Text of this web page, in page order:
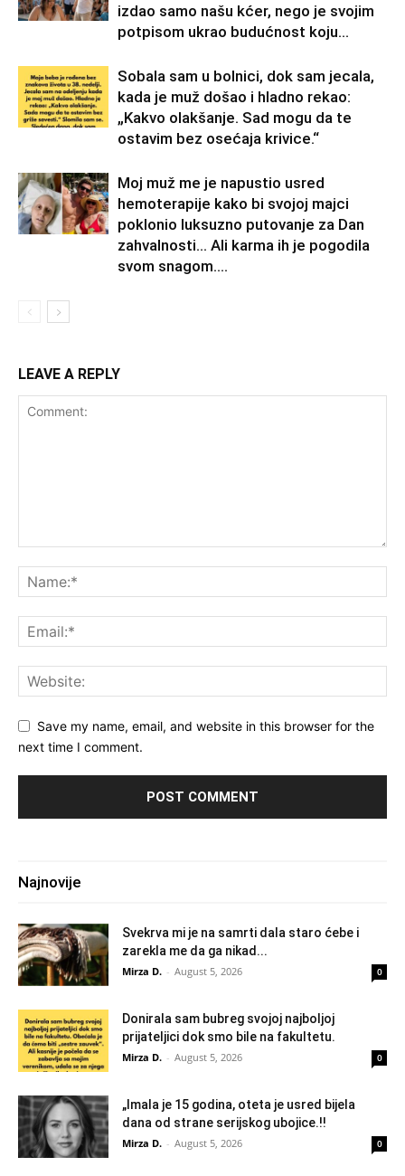
izdao samo našu kćer, nego je svojim
potpisom ukrao budućnost koju...
Sobala sam u bolnici, dok sam jecala,
kada je muž došao i hladno rekao:
„Kakvo olakšanje. Sad mogu da te
ostavim bez osećaja krivice.“
Moj muž me je napustio usred
hemoterapije kako bi svojoj majci
poklonio luksuzno putovanje za Dan
zahvalnosti… Ali karma ih je pogodila
svom snagom....
LEAVE A REPLY
Save my name, email, and website in this browser for the
next time I comment.
Najnovije
Svekrva mi je na samrti dala staro ćebe i
zarekla me da ga nikad...
Mirza D. - August 5, 2026 0
Donirala sam bubreg svojoj najboljoj
prijateljici dok smo bile na fakultetu.
Mirza D. - August 5, 2026 0
„Imala je 15 godina, oteta je usred bijela
dana od strane serijskog ubojice.!!
Mirza D. - August 5, 2026 0